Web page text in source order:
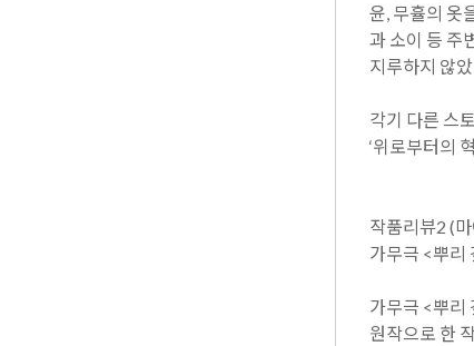
윤, 무휼의 옷
과 소이 등 주
지루하지 않
각기 다른 스
‘위로부터의
작품리뷰2 (
가무극 <뿌리
가무극 <뿌리
원작으로 한